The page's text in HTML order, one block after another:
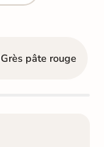
Grès pâte rouge